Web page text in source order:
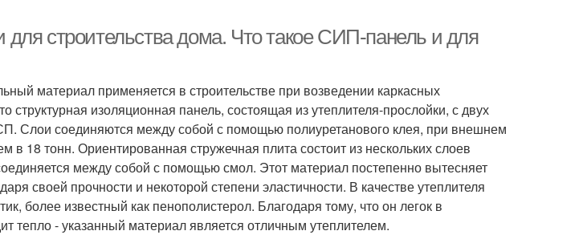
для строительства дома. Что такое СИП-панель и для
материал применяется в строительстве при возведении каркасных
структурная изоляционная панель, состоящая из утеплителя-прослойки, с двух
Слои соединяются между собой с помощью полиуретанового клея, при внешнем
в 18 тонн. Ориентированная стружечная плита состоит из нескольких слоев
между собой с помощью смол. Этот материал постепенно вытесняет
своей прочности и некоторой степени эластичности. В качестве утеплителя
более известный как пенополистерол. Благодаря тому, что он легок в
тепло - указанный материал является отличным утеплителем.